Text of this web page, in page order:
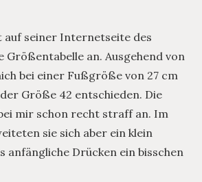
auf seiner Internetseite des
Größentabelle an. Ausgehend von
bei einer Fußgröße von 27 cm
Größe 42 entschieden. Die
mir schon recht straff an. Im
sie sich aber ein klein
anfängliche Drücken ein bisschen